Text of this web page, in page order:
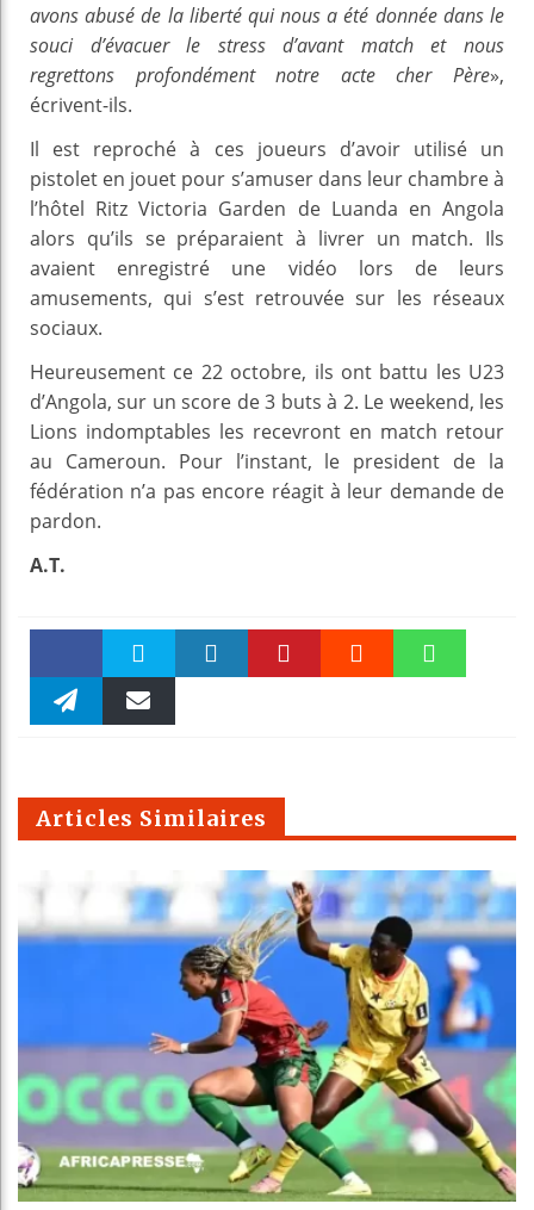
avons abusé de la liberté qui nous a été donnée dans le
souci d’évacuer le stress d’avant match et nous
regrettons profondément notre acte cher Père»,
écrivent-ils.
Il est reproché à ces joueurs d’avoir utilisé un
pistolet en jouet pour s’amuser dans leur chambre à
l’hôtel Ritz Victoria Garden de Luanda en Angola
alors qu’ils se préparaient à livrer un match. Ils
avaient enregistré une vidéo lors de leurs
amusements, qui s’est retrouvée sur les réseaux
sociaux.
Heureusement ce 22 octobre, ils ont battu les U23
d’Angola, sur un score de 3 buts à 2. Le weekend, les
Lions indomptables les recevront en match retour
au Cameroun. Pour l’instant, le president de la
fédération n’a pas encore réagit à leur demande de
pardon.
A.T.
Faceboo Twitter
m
Articles Similaires